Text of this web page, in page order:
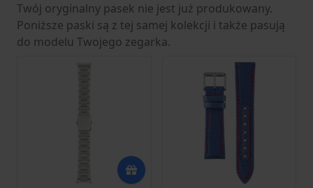
Twój oryginalny pasek nie jest już produkowany.
Poniższe paski są z tej samej kolekcji i także pasują
do modelu Twojego zegarka.